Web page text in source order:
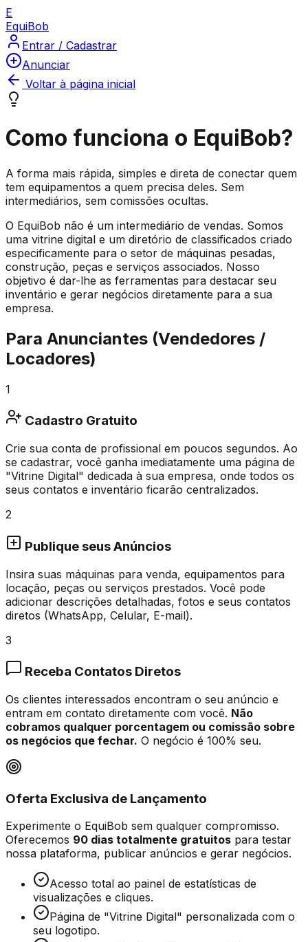
E
EquiBob
Entrar / Cadastrar
Anunciar
Voltar à página inicial
Como funciona o EquiBob?
A forma mais rápida, simples e direta de conectar quem
tem equipamentos a quem precisa deles. Sem
intermediários, sem comissões ocultas.
O EquiBob não é um intermediário de vendas. Somos
uma vitrine digital e um diretório de classificados criado
especificamente para o setor de máquinas pesadas,
construção, peças e serviços associados. Nosso
objetivo é dar-lhe as ferramentas para destacar seu
inventário e gerar negócios diretamente para a sua
empresa.
Para Anunciantes (Vendedores /
Locadores)
1
Cadastro Gratuito
Crie sua conta de profissional em poucos segundos. Ao
se cadastrar, você ganha imediatamente uma página de
"Vitrine Digital" dedicada à sua empresa, onde todos os
seus contatos e inventário ficarão centralizados.
2
Publique seus Anúncios
Insira suas máquinas para venda, equipamentos para
locação, peças ou serviços prestados. Você pode
adicionar descrições detalhadas, fotos e seus contatos
diretos (WhatsApp, Celular, E-mail).
3
Receba Contatos Diretos
Os clientes interessados encontram o seu anúncio e
entram em contato diretamente com você. Não
cobramos qualquer porcentagem ou comissão sobre
os negócios que fechar. O negócio é 100% seu.
Oferta Exclusiva de Lançamento
Experimente o EquiBob sem qualquer compromisso.
Oferecemos 90 dias totalmente gratuitos para testar
nossa plataforma, publicar anúncios e gerar negócios.
Acesso total ao painel de estatísticas de
visualizações e cliques.
Página de "Vitrine Digital" personalizada com o
seu logotipo.